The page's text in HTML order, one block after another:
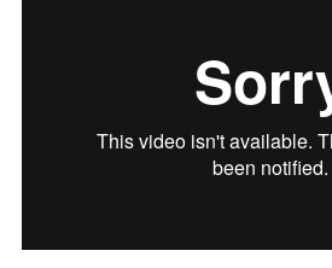
The School has been a main
programs for many years with
schools.